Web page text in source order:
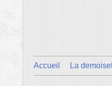
Accueil La